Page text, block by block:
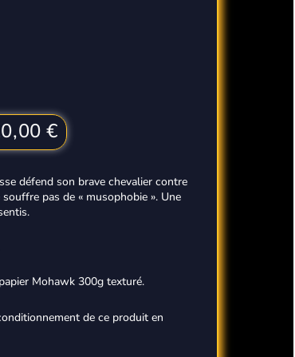
€
Plage
de
6,00 €
défend son brave chevalier contre
pas de « musophobie ». Une
Mohawk 300g texturé.
de ce produit en